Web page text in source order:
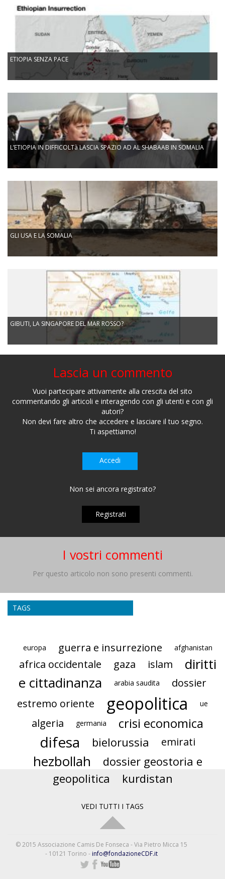
ETIOPIA SENZA PACE
L’ETIOPIA IN DIFFICOLTà LASCIA SPAZIO AD AL SHABAAB IN SOMALIA
GLI USA E LA SOMALIA
GIBUTI, LA SINGAPORE DEL MAR ROSSO?
Lascia un commento
Vuoi partecipare attivamente alla crescita del sito
commentando gli articoli e interagendo con gli utenti e con gli
autori?
Non devi fare altro che accedere e lasciare il tuo segno.
Ti aspettiamo!
Accedi
Non sei ancora registrato?
Registrati
I vostri commenti
Per questo articolo non sono presenti commenti.
TAGS
europa guerra e insurrezione afghanistan
africa occidentale gaza islam
diritti
e cittadinanza
arabia saudita
dossier
estremo oriente
geopolitica ue
algeria germania crisi economica
difesa bielorussia emirati
hezbollah
dossier geostoria e
geopolitica
kurdistan
VEDI TUTTI I TAGS
© 2015 Associazione Camis De Fonseca - Via Pietro Micca 15
- 10121 Torino - info@fondazioneCDF.it